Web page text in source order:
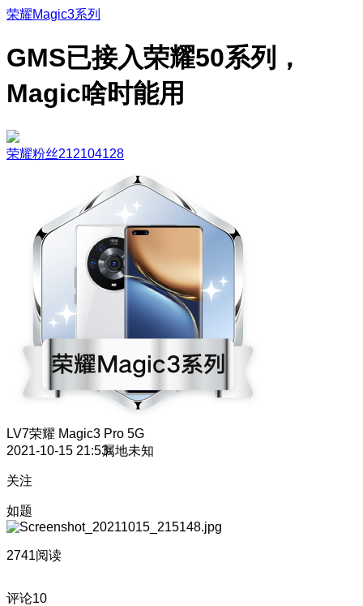
荣耀Magic3系列
GMS已接入荣耀50系列，
Magic啥时能用
荣耀粉丝212104128
LV7荣耀 Magic3 Pro 5G
2021-10-15 21:53属地未知
关注
如题
2741阅读
评论10